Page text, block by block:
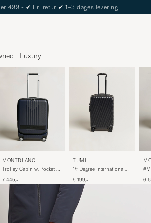
The Care of Carl Passport
Luxury
MONTBLANC
Trolley Cabin w. Pocket 4
7 445,-
TUMI
19 Degree International
5 199,- 6